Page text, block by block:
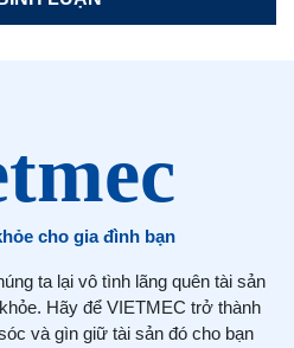
cho gia đình bạn
ta lại vô tình lãng quên tài sản
Hãy để VIETMEC trở thành
và gìn giữ tài sản đó cho bạn